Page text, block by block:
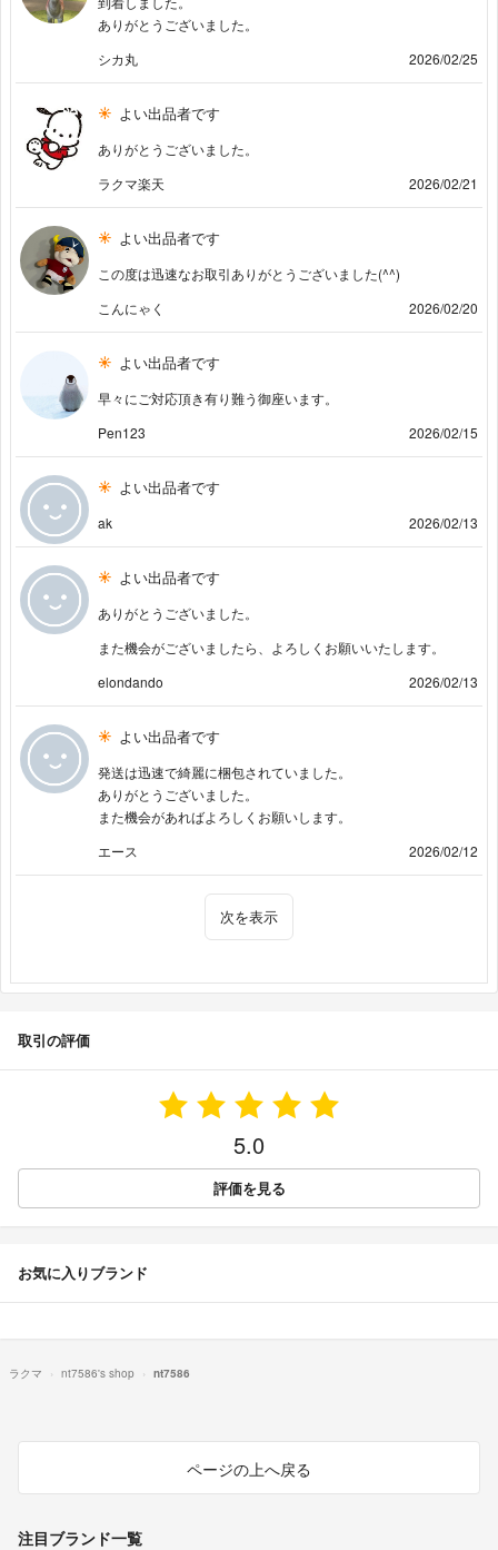
ありがとうございました。
シカ丸
2026/02/25
よい出品者です
ありがとうございました。
ラクマ楽天
2026/02/21
よい出品者です
この度は迅速なお取引ありがとうございました(^^)
こんにゃく
2026/02/20
よい出品者です
早々にご対応頂き有り難う御座います。
Pen123
2026/02/15
よい出品者です
ak 2026/02/13
よい出品者です
ありがとうございました。
また機会がございましたら、よろしくお願いいたします。
elondando
2026/02/13
よい出品者です
発送は迅速で綺麗に梱包されていました。
ありがとうございました。
また機会があればよろしくお願いします。
エース
2026/02/12
次を表示
取引の評価
5.0
評価を見る
お気に入りブランド
ラクマ nt7586's shop nt7586
ページの上へ戻る
注目ブランド一覧